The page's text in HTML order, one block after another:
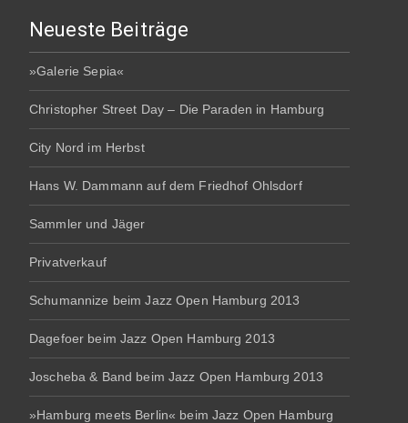
Neueste Beiträge
»Galerie Sepia«
Christopher Street Day – Die Paraden in Hamburg
City Nord im Herbst
Hans W. Dammann auf dem Friedhof Ohlsdorf
Sammler und Jäger
Privatverkauf
Schumannize beim Jazz Open Hamburg 2013
Dagefoer beim Jazz Open Hamburg 2013
Joscheba & Band beim Jazz Open Hamburg 2013
»Hamburg meets Berlin« beim Jazz Open Hamburg